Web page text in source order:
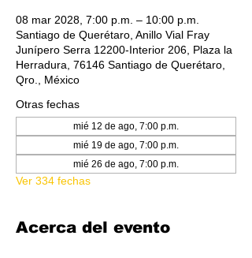
08 mar 2028, 7:00 p.m. – 10:00 p.m.
Santiago de Querétaro, Anillo Vial Fray
Junípero Serra 12200-Interior 206, Plaza la
Herradura, 76146 Santiago de Querétaro,
Qro., México
Otras fechas
mié 12 de ago, 7:00 p.m.
mié 19 de ago, 7:00 p.m.
mié 26 de ago, 7:00 p.m.
Ver 334 fechas
Acerca del evento